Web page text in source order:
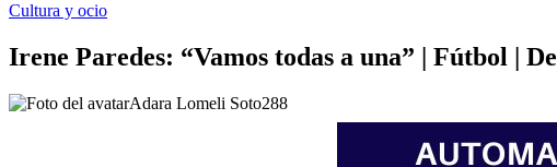
Cultura y ocio
Irene Paredes: “Vamos todas a una” | Fútbol |
Adara Lomeli Soto288